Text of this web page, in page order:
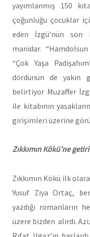
yayımlanmış 150
çoğunluğu çocuklar
eden İzgü’nün son
manidar. “Hamdolsun
“Çok Yaşa
dördünün de yakın
belirtiyor Muzaffer
ile kitabının
girişimleri üzerine
Zıkkımın Kökü’ne
Zıkkımın Kökü ilk
Yusuf Ziya Ortaç,
yazdığı romanların
üzere bizden alırdı.